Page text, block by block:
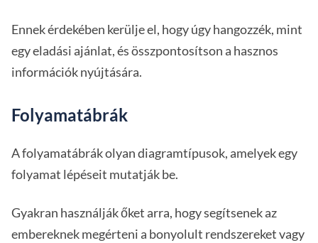
Ennek érdekében kerülje el, hogy úgy hangozzék, mint
egy eladási ajánlat, és összpontosítson a hasznos
információk nyújtására.
Folyamatábrák
A folyamatábrák olyan diagramtípusok, amelyek egy
folyamat lépéseit mutatják be.
Gyakran használják őket arra, hogy segítsenek az
embereknek megérteni a bonyolult rendszereket vagy